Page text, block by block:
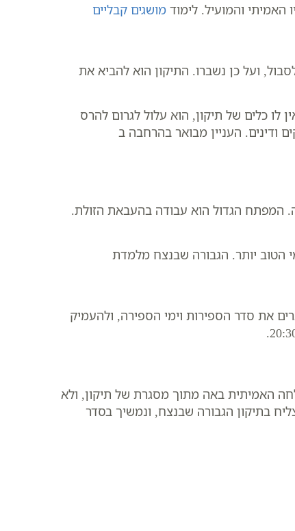
והמועיל. לימוד מושגים קבליים
ועל כן נשברו. התיקון הוא להביא את
לו כלים של תיקון, הוא עלול לגרום להרס
ודינים. העניין מבואר בהרחבה ב
המפתח הגדול הוא עבודה בהעבאת הזולת.
הטוב יותר. הגבורה שבנצח מלמדת
את סדר הספירות וימי הספירה, ולהעמיק
האמיתית באה מתוך מסגרת של תיקון, ולא
בתיקון הגבורה שבנצח, ונמשיך בסדר